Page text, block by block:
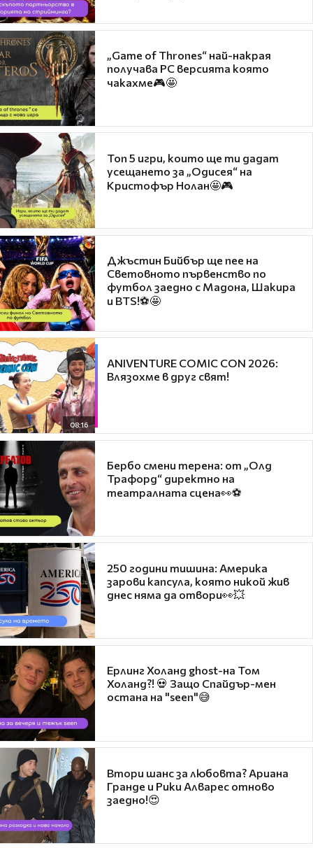
„Game of Thrones“ най-накрая
получава PC версията която
чакахме🎮🤩
Топ 5 игри, които ще ти дадат
усещането за „Одисея“ на
Кристофър Нолан🤩🎮
Джъстин Бийбър ще пее на
Световното първенство по
футбол заедно с Мадона, Шакира
и BTS!⚽🤩
08:16
ANIVENTURE COMIC CON 2026:
Влязохме в друг свят!
Бербо смени терена: от „Олд
Трафорд“ директно на
театралната сцена👀⚽
250 години тишина: Америка
зарови капсула, която никой жив
днес няма да отвори👀💥
Ерлинг Холанд ghost-на Том
Холанд?! 💀 Защо Спайдър-мен
остана на "seen"😅
Втори шанс за любовта? Ариана
Гранде и Рики Алварес отново
заедно!😍